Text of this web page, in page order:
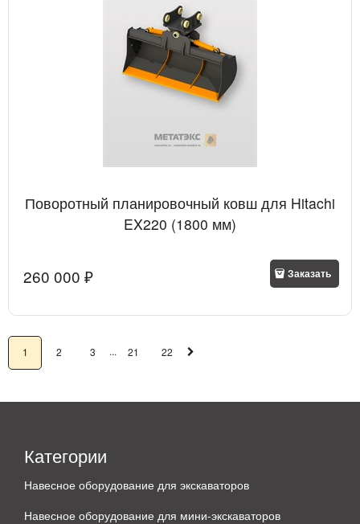
Поворотный планировочный ковш для Hitachi
EX220 (1800 мм)
260 000 ₽ Заказать
1 2 3 ... 21 22
Категории
Навесное оборудование для экскаваторов
Навесное оборудование для мини-экскаваторов